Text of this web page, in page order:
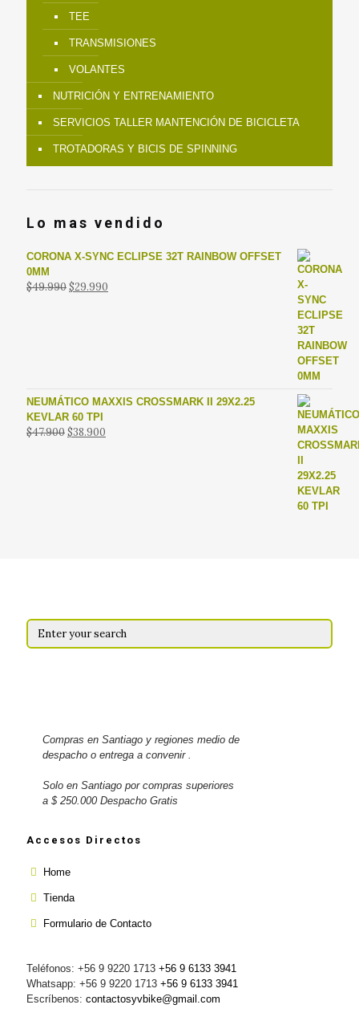
TEE
TRANSMISIONES
VOLANTES
NUTRICIÓN Y ENTRENAMIENTO
SERVICIOS TALLER MANTENCIÓN DE BICICLETA
TROTADORAS Y BICIS DE SPINNING
Lo mas vendido
CORONA X-SYNC ECLIPSE 32T RAINBOW OFFSET
0MM
$49.990El
$29.990
NEUMÁTICO MAXXIS CROSSMARK II 29X2.25
KEVLAR 60 TPI
$47.900El
$38.900
Compras en Santiago y regiones medio de
despacho o entrega a convenir .
Solo en Santiago por compras superiores
a $ 250.000 Despacho Gratis
Accesos Directos
Home
Tienda
Formulario de Contacto
Teléfonos: +56 9 9220 1713 +56 9 6133 3941
Whatsapp: +56 9 9220 1713 +56 9 6133 3941
Escríbenos: contactosyvbike@gmail.com